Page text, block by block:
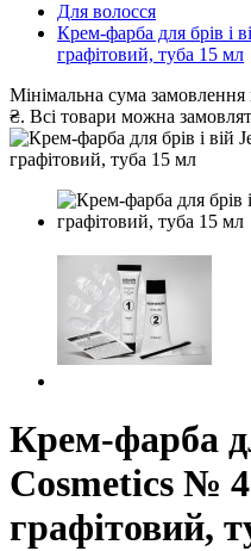
Для волосся
Крем-фарба для брів і
графітовий, туба 15 мл
Мінімальна сума замовлення
₴. Всі товари можна
Крем-фарба
Cosmetics №
графітовий,